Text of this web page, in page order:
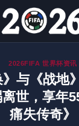
2026FIFA 世界杯资讯
》与《战地
世，享年
痛失传奇》